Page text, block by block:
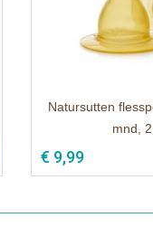
Natursutten
mnd,
€ 9,99